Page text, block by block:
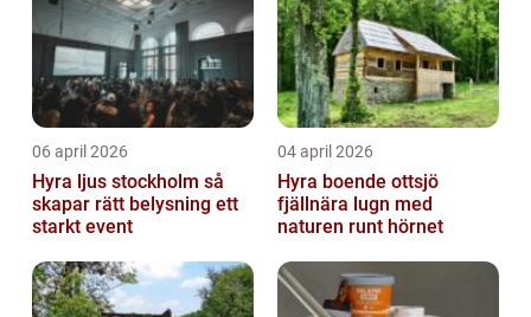
06 april 2026
Hyra ljus stockholm så
skapar rätt belysning ett
starkt event
04 april 2026
Hyra boende ottsjö
fjällnära lugn med
naturen runt hörnet